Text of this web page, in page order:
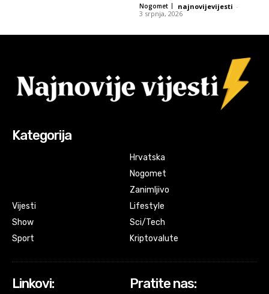
Nogomet najnovijevijesti -
3 srpnja, 2026
Kategorija
Vijesti
Show
Sport
Hrvatska
Nogomet
Zanimljivo
Lifestyle
Sci/Tech
Kriptovalute
Linkovi: Pratite nas: